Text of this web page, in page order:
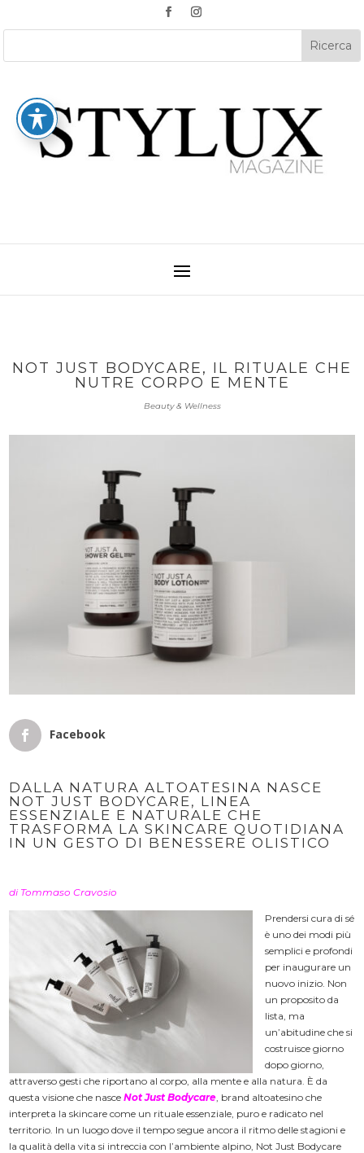
NOT JUST BODYCARE, IL RITUALE CHE
NUTRE CORPO E MENTE
Beauty & Wellness
Facebook
DALLA NATURA ALTOATESINA NASCE
NOT JUST BODYCARE, LINEA
ESSENZIALE E NATURALE CHE
TRASFORMA LA SKINCARE QUOTIDIANA
IN UN GESTO DI BENESSERE OLISTICO
di Tommaso Cravosio
Prendersi cura di sé
è uno dei modi più
semplici e profondi
per inaugurare un
nuovo inizio. Non
un proposito da
lista, ma
un’abitudine che si
costruisce giorno
dopo giorno,
attraverso gesti che riportano al corpo, alla mente e alla natura. È da
questa visione che nasceNot Just Bodycare, brand altoatesino che
interpreta la skincare come un rituale essenziale, puro e radicato nel
territorio. In un luogo dove il tempo segue ancora il ritmo delle stagioni e
la qualità della vita si intreccia con l’ambiente alpino, Not Just Bodycare